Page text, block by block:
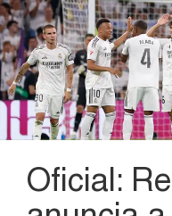
Oficial: